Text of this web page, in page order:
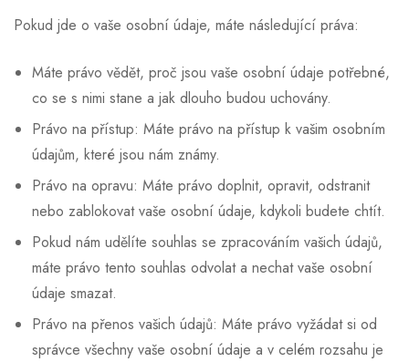
Pokud jde o vaše osobní údaje, máte následující práva:
Máte právo vědět, proč jsou vaše osobní údaje potřebné,
co se s nimi stane a jak dlouho budou uchovány.
Právo na přístup: Máte právo na přístup k vašim osobním
údajům, které jsou nám známy.
Právo na opravu: Máte právo doplnit, opravit, odstranit
nebo zablokovat vaše osobní údaje, kdykoli budete chtít.
Pokud nám udělíte souhlas se zpracováním vašich údajů,
máte právo tento souhlas odvolat a nechat vaše osobní
údaje smazat.
Právo na přenos vašich údajů: Máte právo vyžádat si od
správce všechny vaše osobní údaje a v celém rozsahu je